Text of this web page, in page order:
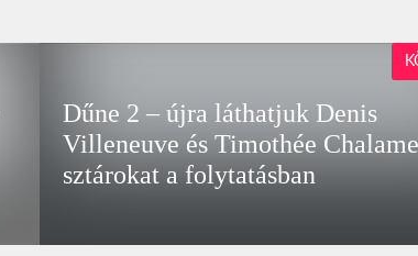
Dűne 2 – újra láthatjuk Denis
Villeneuve és Timothée
sztárokat a folytatásban